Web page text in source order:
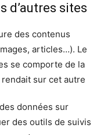
d’autres sites
des contenus
articles…). Le
se comporte de la
sur cet autre
données sur
des outils de suivis